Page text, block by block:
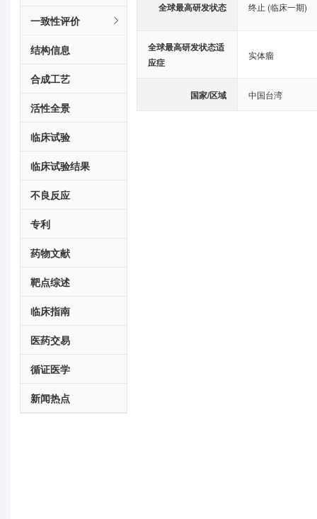
一致性评价
结构信息
合成工艺
活性全景
临床试验
临床试验结果
不良反应
专利
药物文献
靶点综述
临床指南
医药交易
循证医学
新闻热点
全球最高研发状态 终止 (临床一期)
全球最高研发状态适
应症
实体瘤
国家/区域 中国台湾